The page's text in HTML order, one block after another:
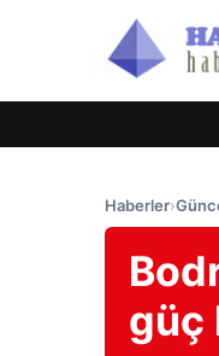
Haberler›
güç